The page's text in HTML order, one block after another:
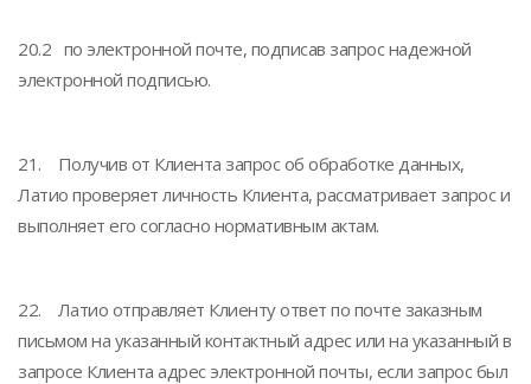
20.2 по электронной почте, подписав запрос надежной
электронной подписью.
21. Получив от Клиента запрос об обработке данных,
Латио проверяет личность Клиента, рассматривает запрос и
выполняет его согласно нормативным актам.
22. Латио отправляет Клиенту ответ по почте заказным
письмом на указанный контактный адрес или на указанный в
запросе Клиента адрес электронной почты, если запрос был